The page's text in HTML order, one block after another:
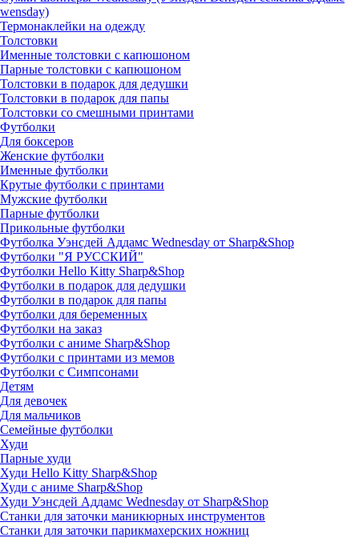
wensday)
Термонаклейки на одежду
Толстовки
Именные толстовки с капюшоном
Парные толстовки с капюшоном
Толстовки в подарок для дедушки
Толстовки в подарок для папы
Толстовки со смешными принтами
Футболки
Для боксеров
Женские футболки
Именные футболки
Крутые футболки с принтами
Мужские футболки
Парные футболки
Прикольные футболки
Футболка Уэнсдей Аддамс Wednesday от Sharp&Shop
Футболки "Я РУССКИЙ"
Футболки Hello Kitty Sharp&Shop
Футболки в подарок для дедушки
Футболки в подарок для папы
Футболки для беременных
Футболки на заказ
Футболки с аниме Sharp&Shop
Футболки с принтами из мемов
Футболки с Симпсонами
Детям
Для девочек
Для мальчиков
Семейные футболки
Худи
Парные худи
Худи Hello Kitty Sharp&Shop
Худи с аниме Sharp&Shop
Худи Уэнсдей Аддамс Wednesday от Sharp&Shop
Станки для заточки маникюрных инструментов
Станки для заточки парикмахерских ножниц